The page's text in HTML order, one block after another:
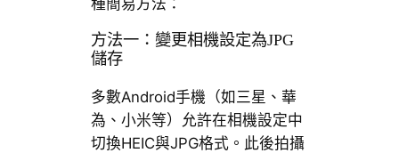
種簡易方法：
方法一：變更相機設定為JPG
儲存
多數Android手機（如三星、華
為、小米等）允許在相機設定中
切換HEIC與JPG格式。此後拍攝